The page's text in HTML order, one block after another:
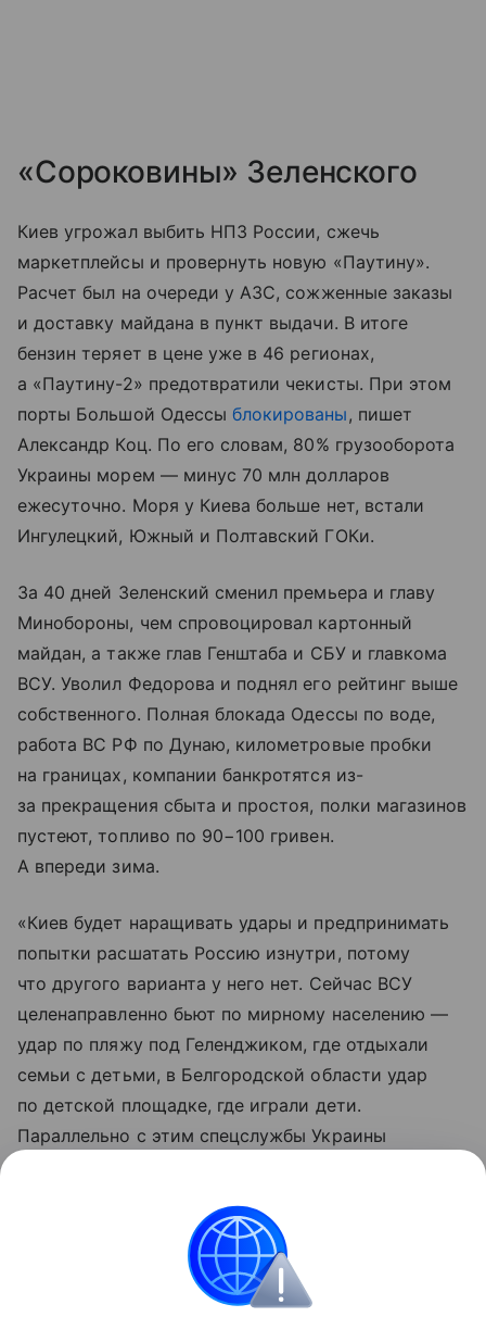
«Сороковины» Зеленского
Киев угрожал выбить НПЗ России, сжечь
маркетплейсы и провернуть новую «Паутину».
Расчет был на очереди у АЗС, сожженные заказы
и доставку майдана в пункт выдачи. В итоге
бензин теряет в цене уже в 46 регионах,
а «Паутину-2» предотвратили чекисты. При этом
порты Большой Одессыблокированы, пишет
Александр Коц. По его словам, 80% грузооборота
Украины морем — минус 70 млн долларов
ежесуточно. Моря у Киева больше нет, встали
Ингулецкий, Южный и Полтавский ГОКи.
За 40 дней Зеленский сменил премьера и главу
Минобороны, чем спровоцировал картонный
майдан, а также глав Генштаба и СБУ и главкома
ВСУ. Уволил Федорова и поднял его рейтинг выше
собственного. Полная блокада Одессы по воде,
работа ВС РФ по Дунаю, километровые пробки
на границах, компании банкротятся из-
за прекращения сбыта и простоя, полки магазинов
пустеют, топливо по 90−100 гривен.
А впереди зима.
«Киев будет наращивать удары и предпринимать
попытки расшатать Россию изнутри, потому
что другого варианта у него нет. Сейчас ВСУ
целенаправленно бьют по мирному населению —
удар по пляжу под Геленджиком, где отдыхали
семьи с детьми, в Белгородской области удар
по детской площадке, где играли дети.
Параллельно с этим спецслужбы Украины
военкор Семен Пегов.
мнения и аналитика Внешняя политика